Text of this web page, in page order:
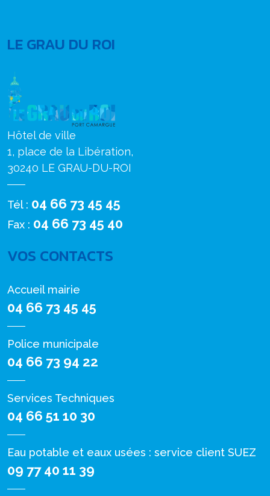
LE GRAU DU ROI
Hôtel de ville
1, place de la Libération,
30240 LE GRAU-DU-ROI
Tél : 04 66 73 45 45
Fax : 04 66 73 45 40
VOS CONTACTS
Accueil mairie
04 66 73 45 45
Police municipale
04 66 73 94 22
Services Techniques
04 66 51 10 30
Eau potable et eaux usées : service client SUEZ
09 77 40 11 39